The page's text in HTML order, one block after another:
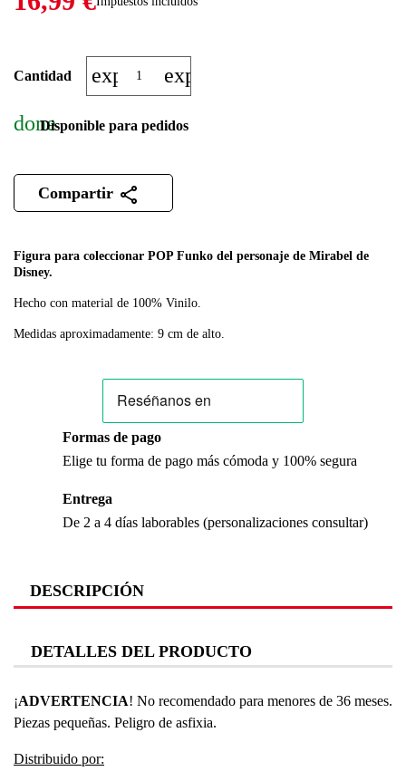
Figura para coleccionar POP Funko del personaje de Mirabel de
Disney.
Hecho con material de 100% Vinilo.
Medidas aproximadamente: 9 cm de alto.
Cantidad expand_moreexpand_less
doneDisponible para pedidos
Compartir
Formas de pago
Elige tu forma de pago más cómoda y 100% segura
Entrega
De 2 a 4 días laborables (personalizaciones consultar)
DESCRIPCIÓN
DETALLES DEL PRODUCTO
¡ADVERTENCIA! No recomendado para menores de 36 meses.
Piezas pequeñas. Peligro de asfixia.
Distribuido por: